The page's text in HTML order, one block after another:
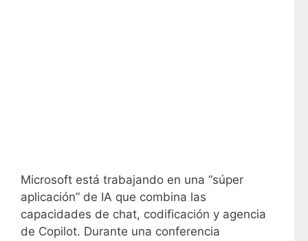
Microsoft está trabajando en una “súper
aplicación” de IA que combina las
capacidades de chat, codificación y agencia
de Copilot. Durante una conferencia